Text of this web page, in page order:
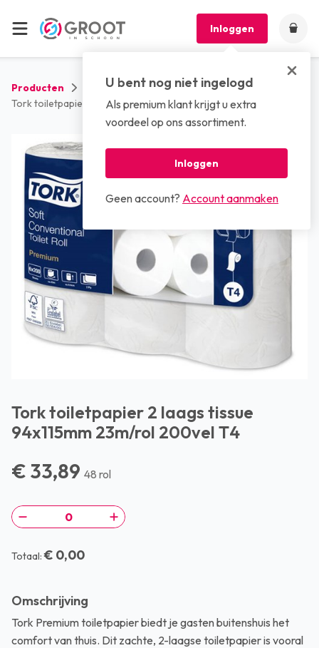
Inloggen
U bent nog niet ingelogd
Als premium klant krijgt u extra
voordeel op ons assortiment.
Inloggen
Geen account? Account aanmaken
Producten Sanitaire artikelen
Toiletpapier
Tork toiletpapier 2 laags tissue 94x115mm 23m/rol 200vel T4
Tork toiletpapier 2 laags tissue
94x115mm 23m/rol 200vel T4
€ 33,89 48 rol
Totaal: € 0,00
Omschrijving
Tork Premium toiletpapier biedt je gasten buitenshuis het
comfort van thuis. Dit zachte, 2-laagse toiletpapier is vooral